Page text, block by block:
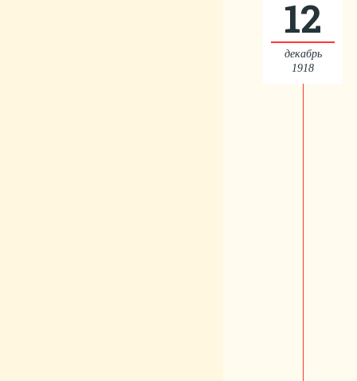
12
декабрь
1918